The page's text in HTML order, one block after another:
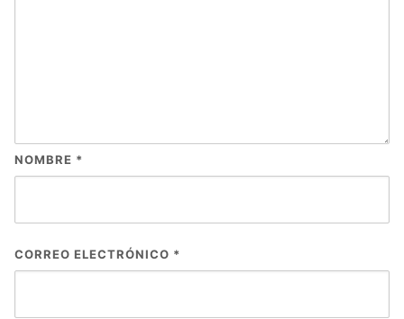
NOMBRE *
CORREO ELECTRÓNICO *